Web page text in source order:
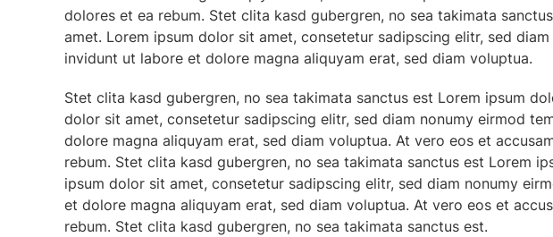
dolores et ea rebum. Stet clita kasd gubergren, no sea takimata
amet. Lorem ipsum dolor sit amet, consetetur sadipscing elitr, sed
invidunt ut labore et dolore magna aliquyam erat, sed diam voluptua.
Stet clita kasd gubergren, no sea takimata sanctus est Lorem ipsum
dolor sit amet, consetetur sadipscing elitr, sed diam nonumy eirmod
dolore magna aliquyam erat, sed diam voluptua. At vero eos et
rebum. Stet clita kasd gubergren, no sea takimata sanctus est Lorem
ipsum dolor sit amet, consetetur sadipscing elitr, sed diam nonumy
et dolore magna aliquyam erat, sed diam voluptua. At vero eos et
rebum. Stet clita kasd gubergren, no sea takimata sanctus est.